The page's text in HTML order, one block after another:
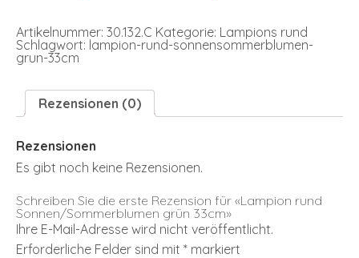
Artikelnummer: 30.132.C Kategorie: Lampions rund
Schlagwort: lampion-rund-sonnensommerblumen-
grun-33cm
Rezensionen (0)
Rezensionen
Es gibt noch keine Rezensionen.
Schreiben Sie die erste Rezension für «Lampion rund
Sonnen/Sommerblumen grün 33cm»
Ihre E-Mail-Adresse wird nicht veröffentlicht.
Erforderliche Felder sind mit * markiert